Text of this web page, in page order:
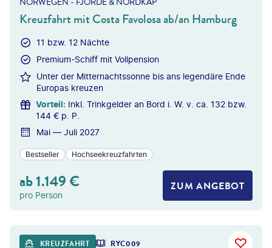
NORWEGEN - FJORDE & NORDKAP
Kreuzfahrt mit Costa Favolosa ab/an Hamburg
11 bzw. 12 Nächte
Premium-Schiff mit Vollpension
Unter der Mitternachtssonne bis ans legendäre Ende
Europas kreuzen
Vorteil: Inkl. Trinkgelder an Bord i. W. v. ca. 132 bzw.
144 € p. P.
Mai — Juli 2027
Bestseller Hochseekreuzfahrten
ab1.149€
pro Person
ZUM ANGEBOT
KREUZFAHRT RYC009